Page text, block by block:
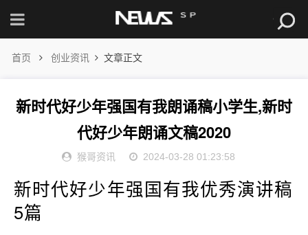
首页 创业资讯 文章正文
新时代好少年强国有我朗诵稿小学生,新时
代好少年朗诵文稿2020
猴哥资讯 2024-03-28 01:23:58
新时代好少年强国有我优秀演讲稿
5篇